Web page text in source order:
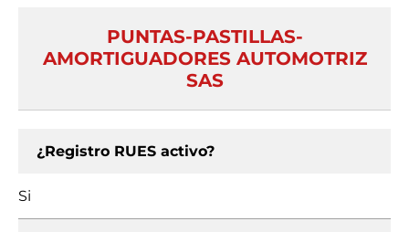
PUNTAS-PASTILLAS-
AMORTIGUADORES AUTOMOTRIZ
SAS
¿Registro RUES activo?
Si